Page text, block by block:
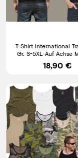
T-Shirt International
Gr. S-5XL Auf Achse
Krug kirschstein 3
18,90 €